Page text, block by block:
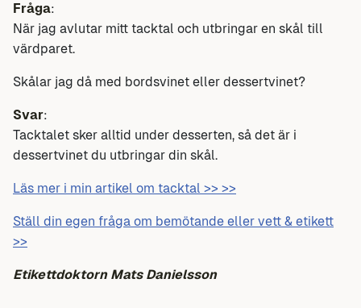
Fråga:
När jag avlutar mitt tacktal och utbringar en skål till
värdparet.
Skålar jag då med bordsvinet eller dessertvinet?
Svar:
Tacktalet sker alltid under desserten, så det är i
dessertvinet du utbringar din skål.
Läs mer i min artikel om tacktal >> >>
Ställ din egen fråga om bemötande eller vett & etikett
>>
Etikettdoktorn Mats Danielsson